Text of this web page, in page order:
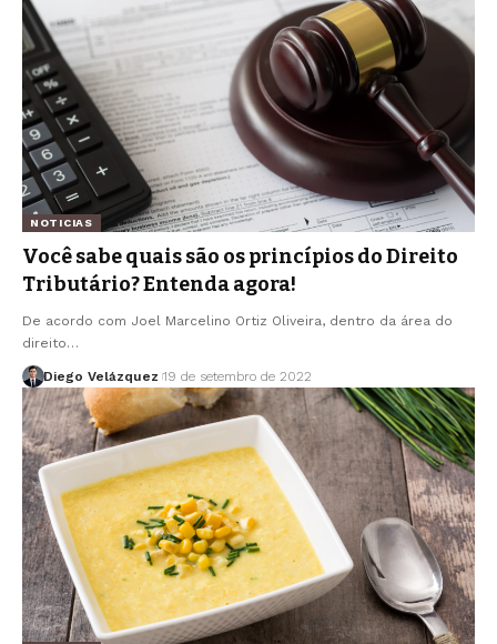
NOTICIAS
Você sabe quais são os princípios do Direito
Tributário? Entenda agora!
De acordo com Joel Marcelino Ortiz Oliveira, dentro da área do
direito…
Diego Velázquez 19 de setembro de 2022